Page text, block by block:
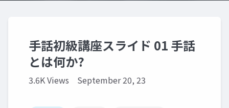
手話初級講座スライド 01 手話
とは何か?
3.6K Views September 20, 23